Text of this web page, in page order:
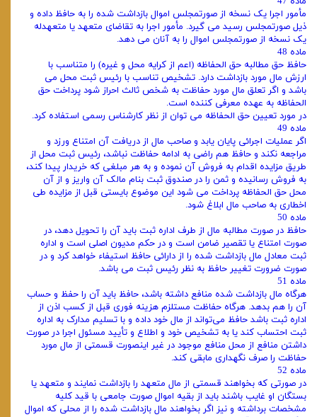
مأمور اجرا یک نسخه از صورتمجلس اموال بازداشت شده را به حافظ داده و
ذیل صورتمجلس رسید می‌ گیرد. مأمور اجرا به تقاضای متعهد یا متعهدله
یک نسخه از صورتمجلس اموال را به آنان می‌ دهد.
ماده 48
حافظ حق مطالبه حق الحفاظه (اعم از کرایه محل و غیره) را متناسب با
ارزش مال مورد بازداشت دارد. تشخیص تناسب با رئیس ثبت محل می‌
باشد و اگر تعلق مال مورد حفاظت به شخص ثالث احراز شود پرداخت حق
الحفاظه به عهده معرفی کننده است.
در مورد تعیین حق الحفاظه می‌ توان از نظر کارشناس رسمی استفاده کرد.
ماده 49
اگر عملیات اجرائی پایان یابد و صاحب مال از دریافت آن امتناع ورزد و
مراجعه نکند و حافظ هم راضی به ادامه حفاظت نباشد، رئیس ثبت محل از
طریق مزایده اقدام به فروش آن نموده و به هر مبلغی که خریدار پیدا کند،
به فروش رسانیده و ثمن را در صندوق ثبت بنام مالک آن واریز و از آن
محل حق الحفاظه پرداخت می‌ شود این موضوع بایستی قبل از مزایده طی
اخطاری به صاحب مال ابلاغ شود.
ماده 50
حافظ در صورت مطالبه مال از طرف اداره ثبت باید آن را تحویل دهد، در
صورت امتناع یا تقصیر ضامن است و در حکم مدیون اصلی است و اداره
ثبت معادل مال بازداشت شده را از دارائی حافظ استیفاء خواهد کرد و در
صورت ضرورت تغییر حافظ به نظر رئیس ثبت می‌ باشد.
ماده 51
هرگاه مال بازداشت شده منافع داشته باشد، حافظ باید آن را حفظ و حساب
آن را هم بدهد. هرگاه حفاظت مستلزم هزینه فوری قبل از کسب اذن از
اداره ثبت باشد حافظ می‌تواند از مال خود داده و با تسلیم مدارک به اداره
ثبت احتساب کند یا به تشخیص خود و اطلاع و تأیید مسئول اجرا در صورت
داشتن منافع از محل منافع موجود در غیر اینصورت قسمتی از مال مورد
حفاظت را صرف نگهداری مابقی کند.
ماده 52
در صورتی که بخواهند قسمتی از مال متعهد را بازداشت نمایند و متعهد یا
بستگان او غایب باشند باید از بقیه اموال صورت جامعی با قید کلیه
مشخصات برداشته و نیز اگر بخواهند مال بازداشت شده را از محلی که اموال